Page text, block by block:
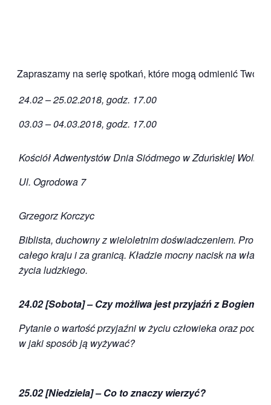
Zapraszamy na serię spotkań, które mogą odmienić Twoje
24.02 – 25.02.2018, godz. 17.00
03.03 – 04.03.2018, godz. 17.00
Kościół Adwentystów Dnia Siódmego w Zduńskiej Woli
Ul. Ogrodowa 7
Grzegorz Korczyc
Biblista, duchowny z wieloletnim doświadczeniem.
całego kraju i za granicą. Kładzie mocny nacisk na
życia ludzkiego.
24.02 [Sobota] – Czy możliwa jest przyjaźń z Bogiem?
Pytanie o wartość przyjaźni w życiu człowieka oraz
w jaki sposób ją wyżywać?
25.02 [Niedziela] – Co to znaczy wierzyć?